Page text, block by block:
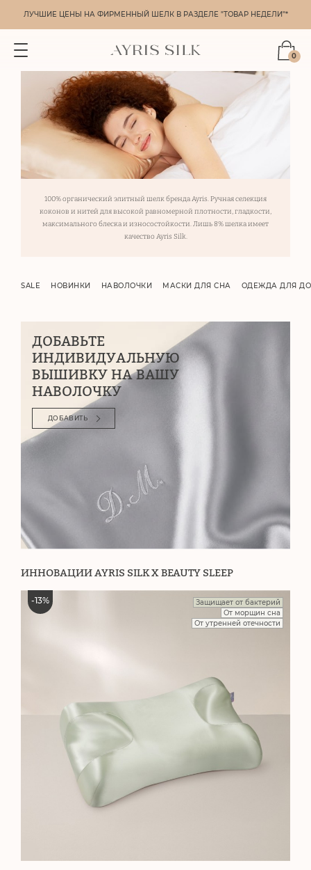
ЛУЧШИЕ ЦЕНЫ НА ФИРМЕННЫЙ ШЕЛК В РАЗДЕЛЕ "ТОВАР НЕДЕЛИ"*
0
100% органический элитный шелк бренда Ayris. Ручная селекция
коконов и нитей для высокой равномерной плотности, гладкости,
максимального блеска и износостойкости. Лишь 8% шелка имеет
качество Ayris Silk.
SALE НОВИНКИ НАВОЛОЧКИ МАСКИ ДЛЯ СНА ОДЕЖДА ДЛЯ
ДОБАВЬТЕ
ИНДИВИДУАЛЬНУЮ
ВЫШИВКУ НА ВАШУ
НАВОЛОЧКУ
ДОБАВИТЬ
ИННОВАЦИИ AYRIS SILK X BEAUTY SLEEP
-13%
Защищает от бактерий
От морщин сна
От утренней отечности